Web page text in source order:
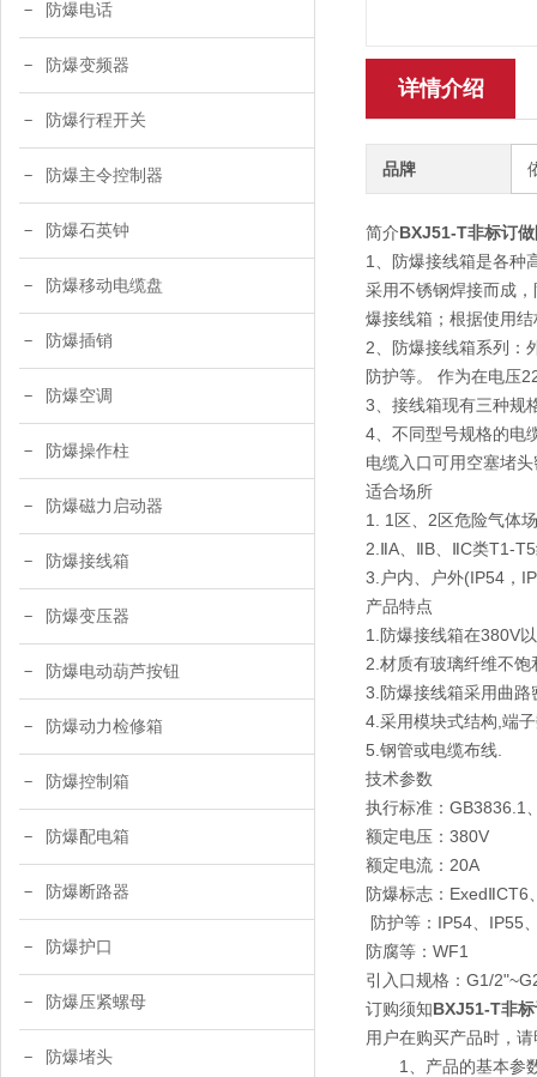
防爆电话
防爆变频器
防爆行程开关
防爆主令控制器
防爆石英钟
防爆移动电缆盘
防爆插销
防爆空调
防爆操作柱
防爆磁力启动器
防爆接线箱
防爆变压器
防爆电动葫芦按钮
防爆动力检修箱
防爆控制箱
防爆配电箱
防爆断路器
防爆护口
防爆压紧螺母
防爆堵头
详情介绍
品牌
简介BXJ51-T非标订
1、防爆接线箱是各种
采用不锈钢焊接而成
爆接线箱；根据使用
2、防爆接线箱系列：
防护等。 作为在电压
3、接线箱现有三种规
4、不同型号规格的电
电缆入口可用空塞堵
适合场所
1. 1区、2区危险气体
2.ⅡA、ⅡB、ⅡC类T1-
3.户内、户外(IP54，
产品特点
1.防爆接线箱在380V
2.材质有玻璃纤维不
3.防爆接线箱采用曲
4.采用模块式结构,端
5.钢管或电缆布线.
技术参数
执行标准：GB3836.1
额定电压：380V
额定电流：20A
防爆标志：ExedⅡCT6
防护等：IP54、IP55
防腐等：WF1
引入口规格：G1/
订购须知BXJ51-T非
用户在购买产品时，
1、产品的基本参数